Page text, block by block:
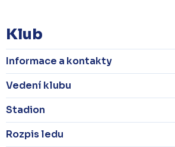
Klub
Informace a kontakty
Vedení klubu
Stadion
Rozpis ledu